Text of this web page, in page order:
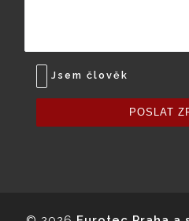
Jsem člověk
POSLAT